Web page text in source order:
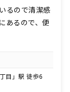
るので清潔感
あるので、便
目」駅 徒歩6